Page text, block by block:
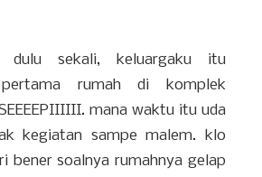
dulu sekali, keluargaku itu
rumah di komplek
mana waktu itu uda
kegiatan sampe malem. klo
bener soalnya rumahnya gelap